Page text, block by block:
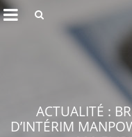
ACTUALITÉ :
D’INTÉRIM